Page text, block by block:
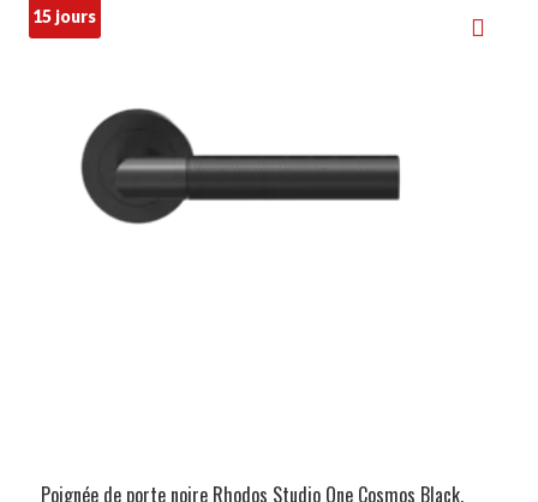
15 jours
Poignée de porte noire Rhodos Studio One Cosmos Black,